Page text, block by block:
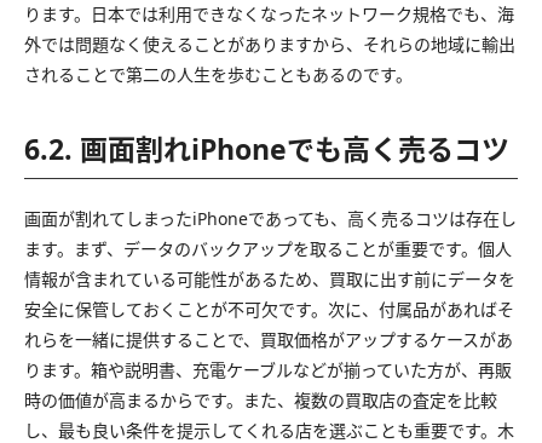
ります。日本では利用できなくなったネットワーク規格でも、海
外では問題なく使えることがありますから、それらの地域に輸出
されることで第二の人生を歩むこともあるのです。
6.2. 画面割れiPhoneでも高く売るコツ
画面が割れてしまったiPhoneであっても、高く売るコツは存在し
ます。まず、データのバックアップを取ることが重要です。個人
情報が含まれている可能性があるため、買取に出す前にデータを
安全に保管しておくことが不可欠です。次に、付属品があればそ
れらを一緒に提供することで、買取価格がアップするケースがあ
ります。箱や説明書、充電ケーブルなどが揃っていた方が、再販
時の価値が高まるからです。また、複数の買取店の査定を比較
し、最も良い条件を提示してくれる店を選ぶことも重要です。木